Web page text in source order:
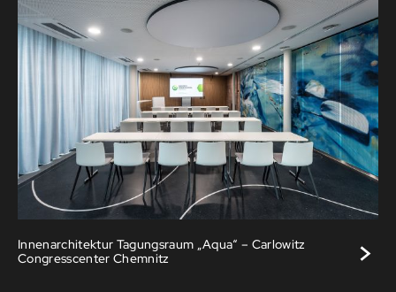
Innenarchitektur Tagungsraum „Aqua“ – Carlowitz
Congresscenter Chemnitz
>